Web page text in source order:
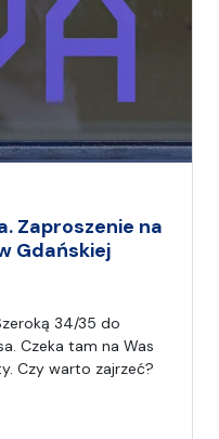
Zaproszenie na
Gdańskiej
34/35 do
Czeka tam na Was
Czy warto zajrzeć?